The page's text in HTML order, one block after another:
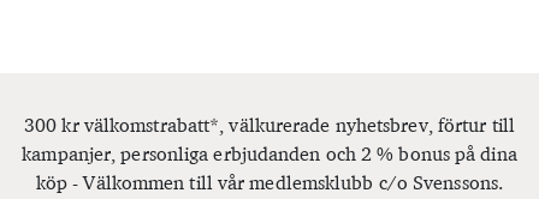
300 kr välkomstrabatt*, välkurerade nyhetsbrev, förtur till
kampanjer, personliga erbjudanden och 2 % bonus på dina
köp - Välkommen till vår medlemsklubb c/o Svenssons.